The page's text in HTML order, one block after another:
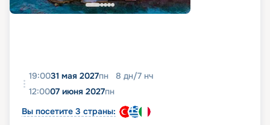
19:0031 мая 2027пн 8 дн/7 нч
12:0007 июня 2027пн
Вы посетите 3 страны: